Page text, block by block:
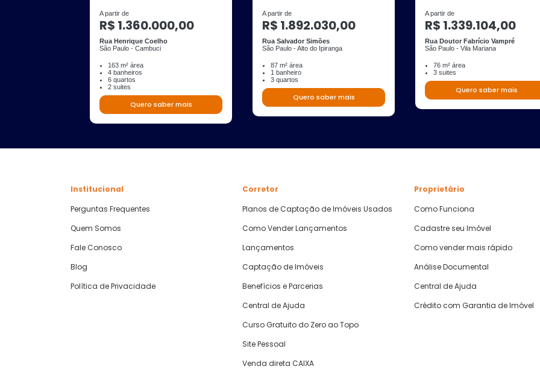
A partir de
R$ 1.360.000,00
Rua Henrique Coelho
São Paulo - Cambuci
163 m² área
4 banheiros
6 quartos
2 suites
Quero saber mais
A partir de
R$ 1.892.030,00
Rua Salvador Simões
São Paulo - Alto do Ipiranga
87 m² área
1 banheiro
3 quartos
Quero saber mais
A partir de
R$ 1.339.104,00
Rua Doutor Fabrício Vampré
São Paulo - Vila Mariana
76 m² área
3 suites
Quero saber mais
Institucional
Perguntas Frequentes
Quem Somos
Fale Conosco
Blog
Política de Privacidade
Corretor
Planos de Captação de Imóveis Usados
Como Vender Lançamentos
Lançamentos
Captação de Imóveis
Benefícios e Parcerias
Central de Ajuda
Curso Gratuito do Zero ao Topo
Site Pessoal
Venda direta CAIXA
Proprietário
Como Funciona
Cadastre seu Imóvel
Como vender mais rápido
Análise Documental
Central de Ajuda
Crédito com Garantia de Imóvel